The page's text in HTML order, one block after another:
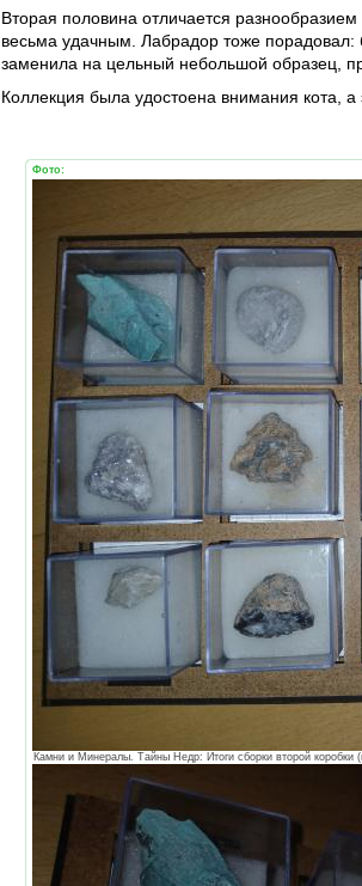
Вторая половина отличается
весьма удачным. Лабрадор тоже порадовал:
заменила на цельный небольшой образец,
Коллекция была удостоена внимания кота, а
Фото:
Камни и Минералы. Тайны Недр: Итоги сборки второй